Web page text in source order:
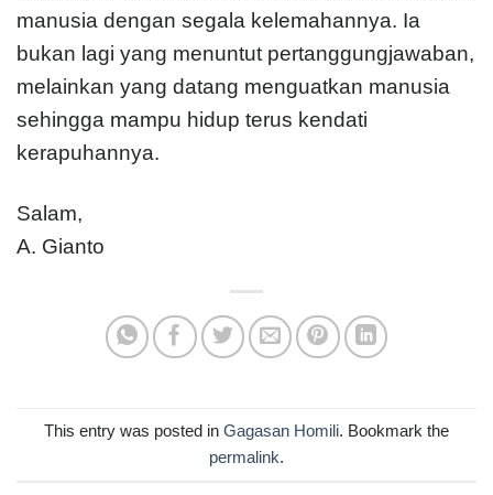
manusia dengan segala kelemahannya. Ia
bukan lagi yang menuntut pertanggungjawaban,
melainkan yang datang menguatkan manusia
sehingga mampu hidup terus kendati
kerapuhannya.
Salam,
A. Gianto
This entry was posted in Gagasan Homili. Bookmark the
permalink.